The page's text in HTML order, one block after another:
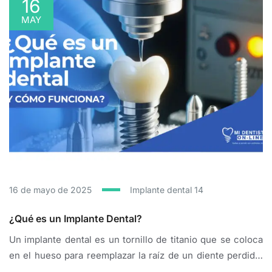
dental en la Ciudad de México, nos especializamos en
esta técnica avanzada que pocos odontólogos...
16
MAY
16 de mayo de 2025 Implante dental 14
¿Qué es un Implante Dental?
Un implante dental es un tornillo de titanio que se coloca
en el hueso para reemplazar la raíz de un diente perdido.